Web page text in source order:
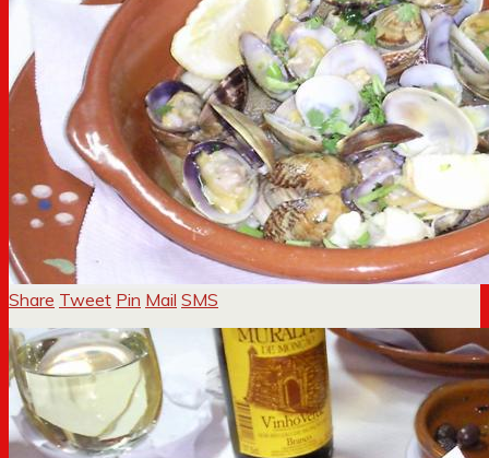
Share Tweet Pin Mail SMS